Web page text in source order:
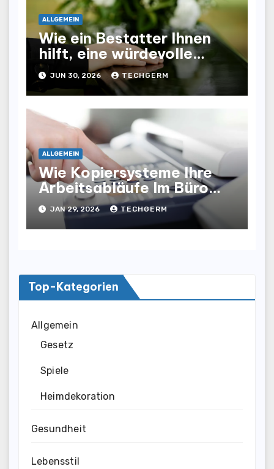
ALLGEMEIN
Wie ein Bestatter Ihnen
hilft, eine würdevolle
Abschiednahme für Ihre
Liebsten zu gestalten
JUN 30, 2026 TECHGERM
ALLGEMEIN
Wie Kopiersysteme Ihre
Arbeitsabläufe Im Büro
Optimieren
JAN 29, 2026 TECHGERM
Top-Kategorien
Allgemein
Gesetz
Spiele
Heimdekoration
Gesundheit
Lebensstil